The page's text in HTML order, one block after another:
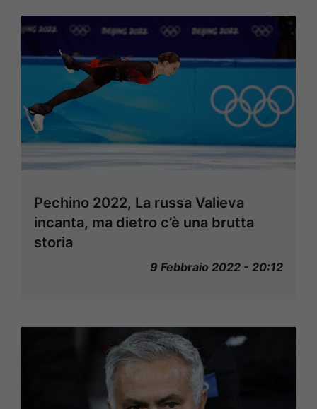
Pechino 2022, La russa Valieva
incanta, ma dietro c’è una brutta
storia
9 Febbraio 2022 - 20:12